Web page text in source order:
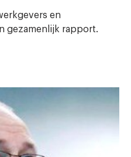
en
gezamenlijk rapport.